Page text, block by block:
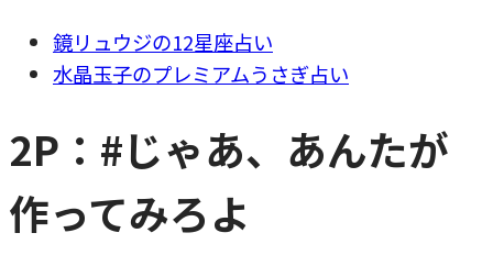
鏡リュウジの12星座占い
水晶玉子のプレミアムうさぎ占い
2P：#じゃあ、あんたが
作ってみろよ